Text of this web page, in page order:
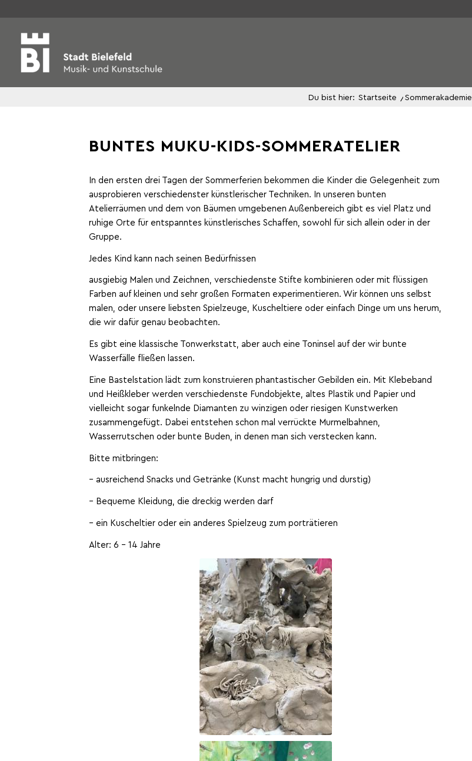
Du bist hier: Startseite /Sommerakademie
BUNTES MUKU-KIDS-SOMMERATELIER
In den ersten drei Tagen der Sommerferien bekommen die Kinder die Gelegenheit zum
ausprobieren verschiedenster künstlerischer Techniken. In unseren bunten
Atelierräumen und dem von Bäumen umgebenen Außenbereich gibt es viel Platz und
ruhige Orte für entspanntes künstlerisches Schaffen, sowohl für sich allein oder in der
Gruppe.
Jedes Kind kann nach seinen Bedürfnissen
ausgiebig Malen und Zeichnen, verschiedenste Stifte kombinieren oder mit flüssigen
Farben auf kleinen und sehr großen Formaten experimentieren. Wir können uns selbst
malen, oder unsere liebsten Spielzeuge, Kuscheltiere oder einfach Dinge um uns herum,
die wir dafür genau beobachten.
Es gibt eine klassische Tonwerkstatt, aber auch eine Toninsel auf der wir bunte
Wasserfälle fließen lassen.
Eine Bastelstation lädt zum konstruieren phantastischer Gebilden ein. Mit Klebeband
und Heißkleber werden verschiedenste Fundobjekte, altes Plastik und Papier und
vielleicht sogar funkelnde Diamanten zu winzigen oder riesigen Kunstwerken
zusammengefügt. Dabei entstehen schon mal verrückte Murmelbahnen,
Wasserrutschen oder bunte Buden, in denen man sich verstecken kann.
Bitte mitbringen:
– ausreichend Snacks und Getränke (Kunst macht hungrig und durstig)
– Bequeme Kleidung, die dreckig werden darf
– ein Kuscheltier oder ein anderes Spielzeug zum porträtieren
Alter: 6 – 14 Jahre